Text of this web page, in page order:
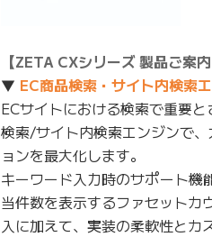
【ZETA CXシリーズ 製品ご案内
▼ EC商品検索・サイト内検索
ECサイトにおける検索で重要
検索/サイト内検索エンジンで
ョンを最大化します。
キーワード入力時のサポート機
当件数を表示するファセットカ
入に加えて、実装の柔軟性とカ